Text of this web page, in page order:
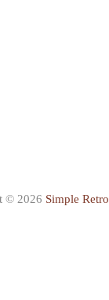
© 2026 Simple Retro